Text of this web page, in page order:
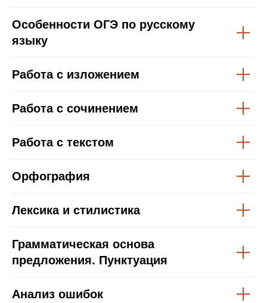
Особенности ОГЭ по русскому
языку
Работа с изложением
Работа с сочинением
Работа с текстом
Орфография
Лексика и стилистика
Грамматическая основа
предложения. Пунктуация
Анализ ошибок